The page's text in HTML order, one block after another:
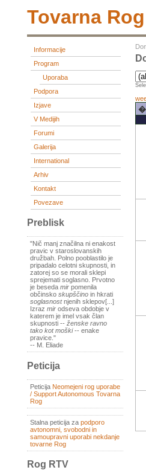
Tovarna Rog
Informacije
Program
Uporaba
Podpora
Izjave
V Medijih
Forumi
Galerija
International
Arhiv
Kontakt
Povezave
Preblisk
"Nič manj značilna ni enakost
pravic v staroslovanskih
družbah. Polno pooblastilo je
pripadalo celotni skupnosti, in
zatorej so se morali sklepi
sprejemati soglasno. Prvotno
je beseda mir pomenila
občinsko skupščino in hkrati
soglasnostnjenih sklepov[...]
Izraz mir odseva obdobje v
katerem je imel vsak član
skupnosti -- ženske ravno
tako kot moški-- enake
pravice."
-- M. Eliade
Peticija
Peticija Neomejeni rog uporabe
/ Support Autonomous Tovarna
Rog
Stalna peticija za podporo
avtonomni, svobodni in
samoupravni uporabi nekdanje
tovarne Rog
Rog RTV
�